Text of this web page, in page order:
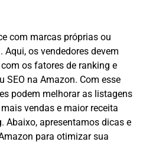
com marcas próprias ou
os vendedores devem
os fatores de ranking e
SEO na Amazon. Com esse
podem melhorar as listagens
vendas e maior receita
Abaixo, apresentamos dicas e
para otimizar sua